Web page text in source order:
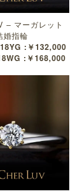
– マーガレット
婚指輪
:￥132,000
:￥168,000